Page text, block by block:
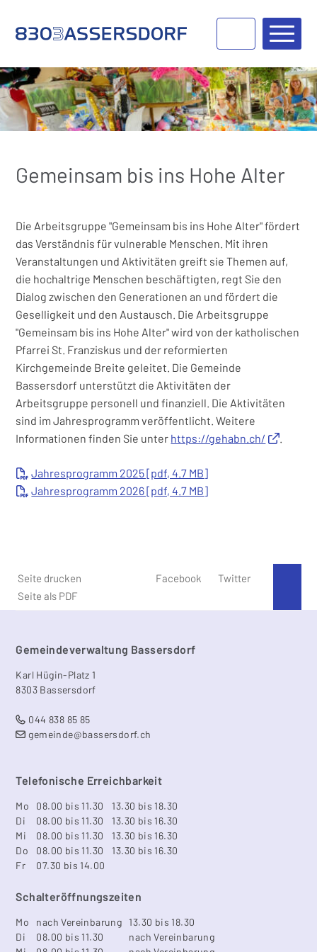
Navigieren in Bassersdorf
Gemeinsam bis ins Hohe Alter
Die Arbeitsgruppe "Gemeinsam bis ins Hohe Alter" fördert
das Verständnis für vulnerable Menschen. Mit ihren
Veranstaltungen und Aktivitäten greift sie Themen auf,
die hochaltrige Menschen beschäftigten, regt Sie den
Dialog zwischen den Generationen an und fördert die
Geselligkeit und den Austausch. Die Arbeitsgruppe
"Gemeinsam bis ins Hohe Alter" wird von der katholischen
Pfarrei St. Franziskus und der reformierten
Kirchgemeinde Breite geleitet . Die Gemeinde
Bassersdorf unterstützt die Aktivitäten der
Arbeitsgruppe personell und finanziell. Die Aktivitäten
sind im Jahresprogramm veröffentlicht.Weitere
Informationen finden Sie unter https://gehabn.ch/
Jahresprogramm 2025 [pdf, 4.7 MB]
Jahresprogramm 2026 [pdf, 4.7 MB]
Seite drucken
Seite als PDF
Facebook Twitter
Footer
Gemeindeverwaltung Bassersdorf
Karl Hügin-Platz 1
8303 Bassersdorf
044 838 85 85
gemeinde@bassersdorf.ch
Telefonische Erreichbarkeit
Mo 08.00 bis 11.30
13.30 bis 18.30
Di
08.00 bis 11.30
13.30 bis 16.30
Mi
08.00 bis 11.30
13.30 bis 16.30
Do
08.00 bis 11.30
13.30 bis 16.30
Fr
07.30 bis 14.00
Schalteröffnungszeiten
Mo nach Vereinbarung
13.30 bis 18.30
Di
08.00 bis 11.30
nach Vereinbarung